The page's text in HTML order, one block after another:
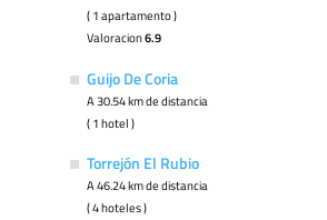
( 1 apartamento )
Valoracion6.9
Guijo De Coria
A 30.54 km de distancia
( 1 hotel )
Torrejón El Rubio
A 46.24 km de distancia
( 4 hoteles )